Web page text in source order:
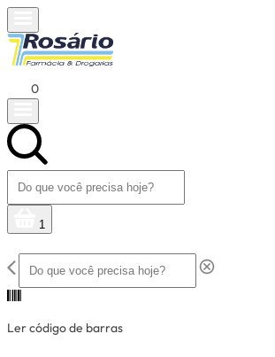
0
1
Ler código de barras